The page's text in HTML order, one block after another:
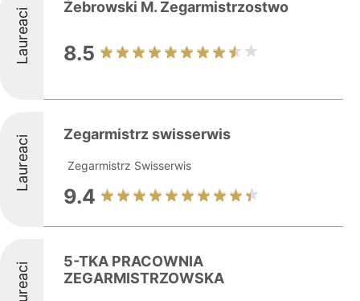
Laureaci Żebrowski M. Zegarmistrzostwo
8.5
Laureaci Zegarmistrz swisserwis
Zegarmistrz Swisserwis
9.4
5-TKA PRACOWNIA
ZEGARMISTRZOWSKA